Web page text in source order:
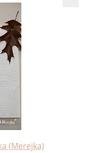
(Merejka)